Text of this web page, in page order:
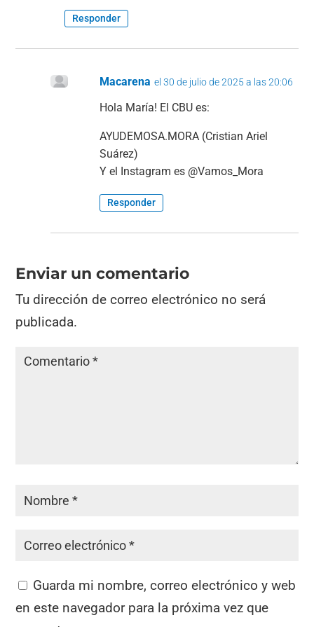
Responder
Macarena el 30 de julio de 2025 a las 20:06
Hola María! El CBU es:
AYUDEMOSA.MORA (Cristian Ariel
Suárez)
Y el Instagram es @Vamos_Mora
Responder
Enviar un comentario
Tu dirección de correo electrónico no será
publicada.
Guarda mi nombre, correo electrónico y web
en este navegador para la próxima vez que